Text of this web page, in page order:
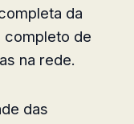
da
completo de
na rede.
das